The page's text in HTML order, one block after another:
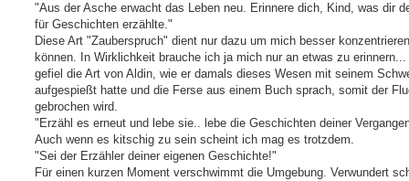
"Aus der Asche erwacht das Leben neu. Erinnere dich, Kind, was dir
für Geschichten erzählte."
Diese Art "Zauberspruch" dient nur dazu um mich besser
können. In Wirklichkeit brauche ich ja mich nur an etwas zu erinnern...
gefiel die Art von Aldin, wie er damals dieses Wesen mit seinem
aufgespießt hatte und die Ferse aus einem Buch sprach, somit der
gebrochen wird.
"Erzähl es erneut und lebe sie.. lebe die Geschichten deiner
Auch wenn es kitschig zu sein scheint ich mag es trotzdem.
"Sei der Erzähler deiner eigenen Geschichte!"
Für einen kurzen Moment verschwimmt die Umgebung. Verwundert